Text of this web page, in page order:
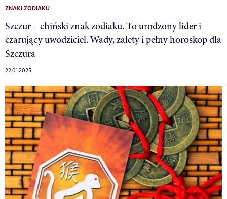
ZNAKI ZODIAKU
Szczur – chiński znak zodiaku. To urodzony lider i
czarujący uwodziciel. Wady, zalety i pełny horoskop dla
Szczura
22.01.2025